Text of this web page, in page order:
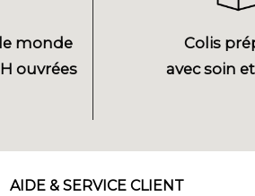
monde
ouvrées
Colis
avec soin
AIDE & SERVICE CLIENT